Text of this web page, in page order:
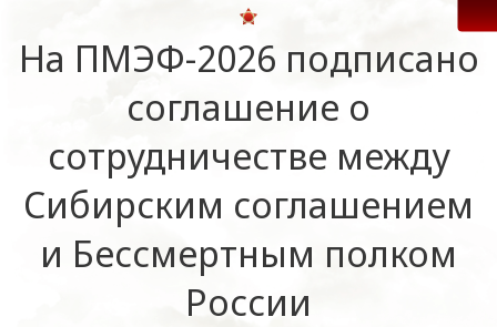
На ПМЭФ-2026 подписано
соглашение о
сотрудничестве между
Сибирским соглашением
и Бессмертным полком
России